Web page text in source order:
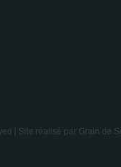
| Site réalisé par Grain de